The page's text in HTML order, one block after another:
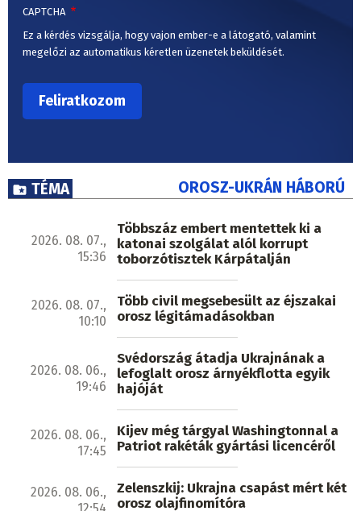
CAPTCHA
Ez a kérdés vizsgálja, hogy vajon ember-e a látogató, valamint
megelőzi az automatikus kéretlen üzenetek beküldését.
TÉMA OROSZ-UKRÁN HÁBORÚ
2026. 08. 07.,
15:36
Többszáz embert mentettek ki a
katonai szolgálat alól korrupt
toborzótisztek Kárpátalján
2026. 08. 07.,
10:10
Több civil megsebesült az éjszakai
orosz légitámadásokban
2026. 08. 06.,
19:46
Svédország átadja Ukrajnának a
lefoglalt orosz árnyékflotta egyik
hajóját
2026. 08. 06.,
17:45
Kijev még tárgyal Washingtonnal a
Patriot rakéták gyártási licencéről
2026. 08. 06.,
Zelenszkij: Ukrajna csapást mért két
orosz olajfinomítóra